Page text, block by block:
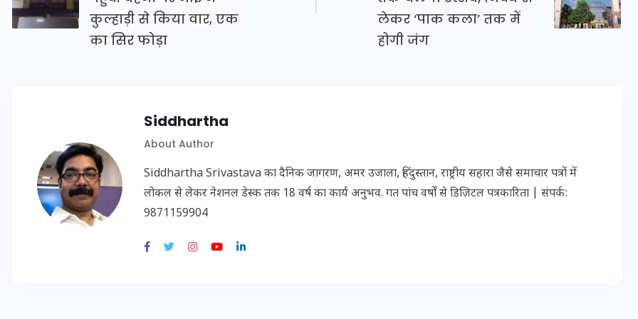
कुल्हाड़ी से किया वार, एक
का सिर फोड़ा
लेकर ‘पाक कला’ तक में
होगी जंग
Siddhartha
About Author
Siddhartha Srivastava का दैनिक जागरण, अमर उजाला, हिंदुस्तान, राष्ट्रीय सहारा जैसे समाचार पत्रों में
लोकल से लेकर नेशनल डेस्क तक 18 वर्ष का कार्य अनुभव. गत पांच वर्षों से डिज़िटल पत्रकारिता | संपर्क:
9871159904
20 जनवरी 2026 20 जनवरी 2026